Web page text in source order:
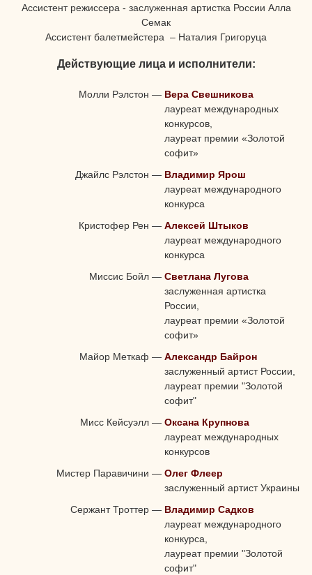
Ассистент режиссера - заслуженная артистка России Алла
Семак
Ассистент балетмейстера – Наталия Григоруца
Действующие лица и исполнители:
Молли Рэлстон — Вера Свешникова
лауреат международных
конкурсов,
лауреат премии «Золотой
софит»
Джайлс Рэлстон — Владимир Ярош
лауреат международного
конкурса
Кристофер Рен — Алексей Штыков
лауреат международного
конкурса
Миссис Бойл — Светлана Лугова
заслуженная артистка
России,
лауреат премии «Золотой
софит»
Майор Меткаф — Александр Байрон
заслуженный артист России,
лауреат премии "Золотой
софит"
Мисс Кейсуэлл — Оксана Крупнова
лауреат международных
конкурсов
Мистер Паравичини — Олег Флеер
заслуженный артист Украины
Сержант Троттер — Владимир Садков
лауреат международного
конкурса,
лауреат премии "Золотой
софит"